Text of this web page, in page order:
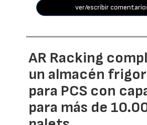
ver/escribir
AR Racking
un almacén
para PCS con
para más de